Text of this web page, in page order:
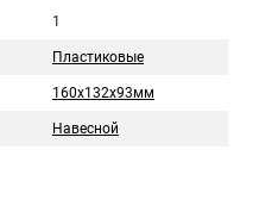
1
Пластиковые
160х132х93мм
Навесной